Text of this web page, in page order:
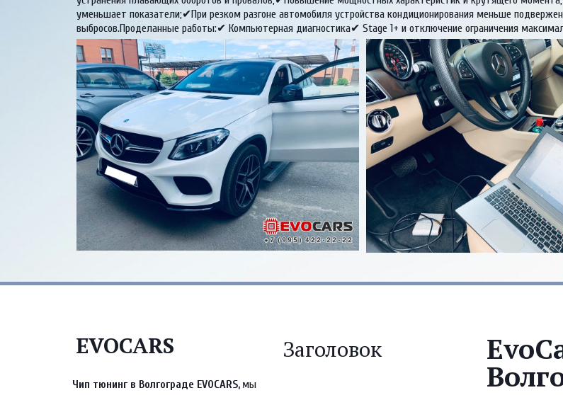
уменьшает показатели;✔При резком разгоне автомобиля устройства кондиционирования меньше
выбросов.Проделанные работы:✔ Компьютерная диагностика✔ Stage 1+ и отключение ограничения
EVOCARS
Чип тюнинг в Волгограде EVOCARS, мы
Заголовок